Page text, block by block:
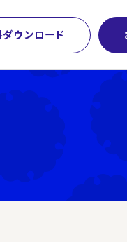
ウンロード
間接業務改革
イチェーンマネジメント
マンリソースマネジメン
スプロセスアウトソーシ
新
介
の取り組み
社
ネットワーク
シップ